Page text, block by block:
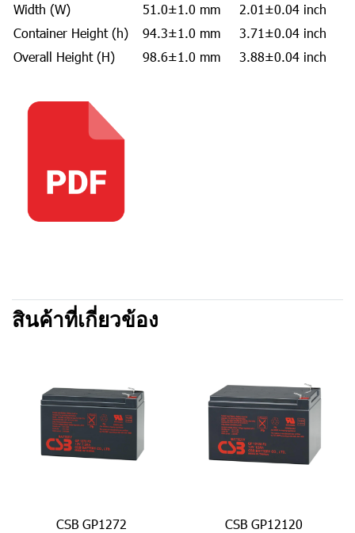
Width (W)
51.0±1.0 mm
2.01±0.04 inch
Container Height (h)
94.3±1.0 mm
3.71±0.04 inch
Overall Height (H)
98.6±1.0 mm 3.88±0.04 inch
สินค้าที่เกี่ยวข้อง
CSB GP1272 CSB GP12120